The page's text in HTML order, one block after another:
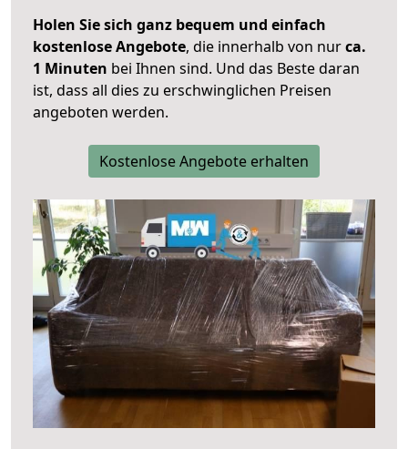
Holen Sie sich ganz bequem und einfach
kostenlose Angebote, die innerhalb von nurca.
1 Minuten bei Ihnen sind. Und das Beste daran
ist, dass all dies zu erschwinglichen Preisen
angeboten werden.
Kostenlose Angebote erhalten